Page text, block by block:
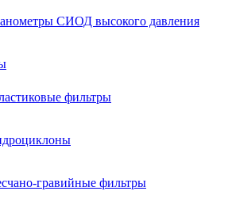
СИОД высокого давления
фильтры
гравийные фильтры